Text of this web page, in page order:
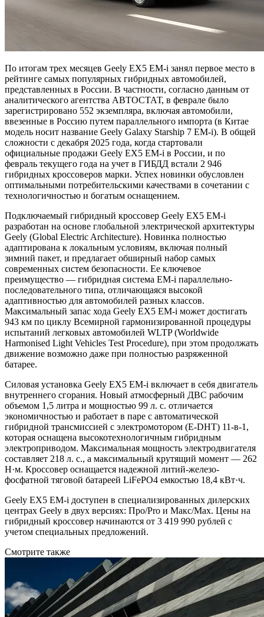
По итогам трех месяцев Geely EX5 EM-i занял первое место в
рейтинге самых популярных гибридных автомобилей,
представленных в России. В частности, согласно данным от
аналитического агентства АВТОСТАТ, в феврале было
зарегистрировано 552 экземпляра, включая автомобили,
ввезенные в Россию путем параллельного импорта (в Китае
модель носит название Geely Galaxy Starship 7 EM-i). В общей
сложности с декабря 2025 года, когда стартовали
официальные продажи Geely EX5 EM-i в России, и по
февраль текущего года на учет в ГИБДД встали 2 946
гибридных кроссоверов марки. Успех новинки обусловлен
оптимальными потребительскими качествами в сочетании с
технологичностью и богатым оснащением.
Подключаемый гибридный кроссовер Geely EX5 EM-i
разработан на основе глобальной электрической архитектуры
Geely (Global Electric Architecture). Новинка полностью
адаптирована к локальным условиям, включая полный
зимний пакет, и предлагает обширный набор самых
современных систем безопасности. Ее ключевое
преимущество — гибридная система EM-i параллельно-
последовательного типа, отличающаяся высокой
адаптивностью для автомобилей разных классов.
Максимальный запас хода Geely EX5 EM-i может достигать
943 км по циклу Всемирной гармонизированной процедуры
испытаний легковых автомобилей WLTP (Worldwide
Harmonised Light Vehicles Test Procedure), при этом продолжать
движение возможно даже при полностью разряженной
батарее.
Силовая установка Geely EX5 EM-i включает в себя двигатель
внутреннего сгорания. Новый атмосферный ДВС рабочим
объемом 1,5 литра и мощностью 99 л. с. отличается
экономичностью и работает в паре с автоматической
гибридной трансмиссией с электромотором (E-DHT) 11-в-1,
которая оснащена высокотехнологичным гибридным
электроприводом. Максимальная мощность электродвигателя
составляет 218 л. с., а максимальный крутящий момент — 262
Н·м. Кроссовер оснащается надежной литий-железо-
фосфатной тяговой батареей LiFePO4 емкостью 18,4 кВт·ч.
Geely EX5 EM-i доступен в специализированных дилерских
центрах Geely в двух версиях: Про/Pro и Макс/Max. Цены на
гибридный кроссовер начинаются от 3 419 990 рублей с
учетом специальных предложений.
Смотрите также